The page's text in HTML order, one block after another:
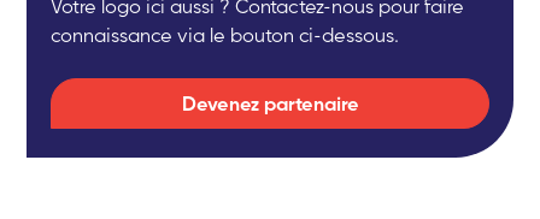
Votre logo ici aussi ? Contactez-nous pour faire
connaissance via le bouton ci-dessous.
Devenez partenaire